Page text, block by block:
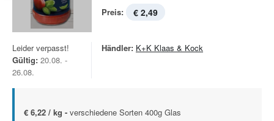
Preis: € 2,49
Leider verpasst!
Gültig: 20.08. -
26.08.
Händler: K+K Klaas & Kock
€ 6,22 / kg - verschiedene Sorten 400g Glas